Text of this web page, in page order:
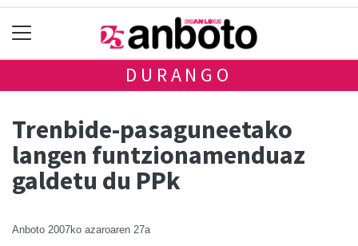
DURANGO
Trenbide-pasaguneetako
langen funtzionamenduaz
galdetu du PPk
Anboto 2007ko azaroaren 27a